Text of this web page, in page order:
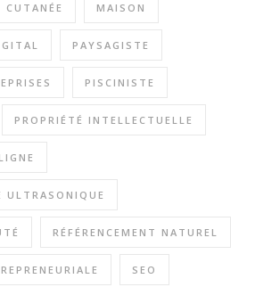
MAISON
PAYSAGISTE
PISCINISTE
PROPRIÉTÉ INTELLECTUELLE
ULTRASONIQUE
RÉFÉRENCEMENT NATUREL
SEO